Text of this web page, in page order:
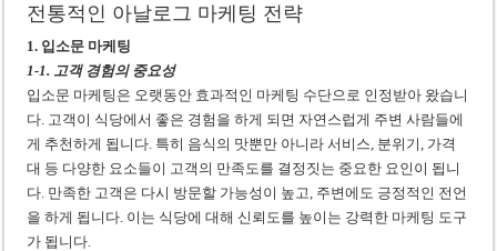
전통적인 아날로그 마케팅 전략
1. 입소문 마케팅
1-1. 고객 경험의 중요성
입소문 마케팅은 오랫동안 효과적인 마케팅 수단으로 인정받아 왔습니
다. 고객이 식당에서 좋은 경험을 하게 되면 자연스럽게 주변 사람들에
게 추천하게 됩니다. 특히 음식의 맛뿐만 아니라 서비스, 분위기, 가격
대 등 다양한 요소들이 고객의 만족도를 결정짓는 중요한 요인이 됩니
다. 만족한 고객은 다시 방문할 가능성이 높고, 주변에도 긍정적인 전언
을 하게 됩니다. 이는 식당에 대해 신뢰도를 높이는 강력한 마케팅 도구
가 됩니다.